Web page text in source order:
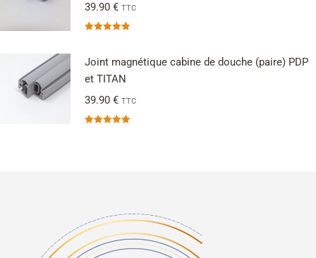
39.90 € TTC
Joint magnétique cabine de douche (paire) PDP
et TITAN
39.90 € TTC